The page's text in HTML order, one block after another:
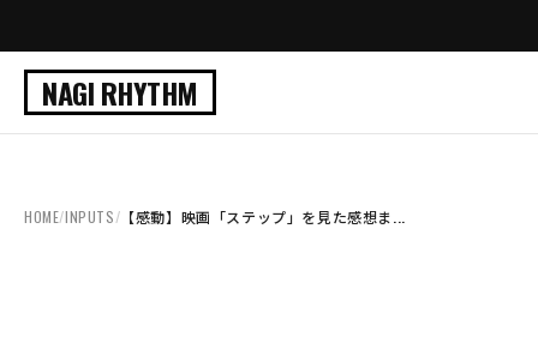
NAGI RHYTHM
HOME/INPUTS/ 【感動】映画「ステップ」を見た感想ま...